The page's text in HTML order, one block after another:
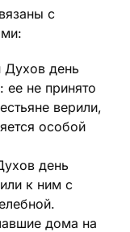
с
Духов день
ее не принято
верили,
особой
день
к ним с
дома на